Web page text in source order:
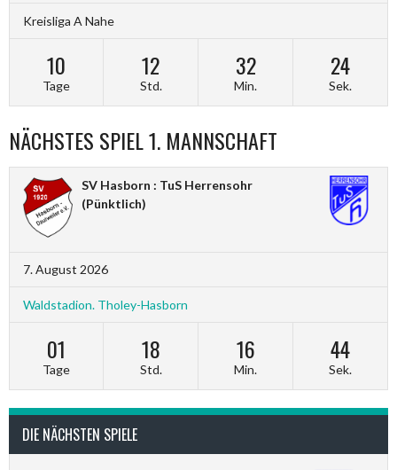
Kreisliga A Nahe
10
Tage
12
Std.
32
Min.
23
Sek.
NÄCHSTES SPIEL 1. MANNSCHAFT
SV Hasborn : TuS Herrensohr
(Pünktlich)
7. August 2026
Waldstadion. Tholey-Hasborn
01
Tage
18
Std.
16
Min.
43
Sek.
DIE NÄCHSTEN SPIELE